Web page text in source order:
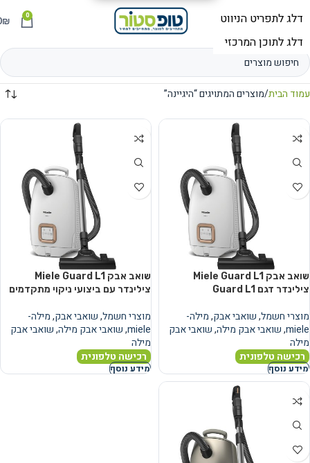
תפריט 0
₪
עמוד הבית מוצרים המתויגים “היגיינה”
שואב אבק Miele Guard L1
צילינדר דגם Guard L1
מוצרי חשמל,שואבי אבק,מילה-
miele
,שואבי אבק מילה,שואבי אבק
מילה
רכישה טלפונית
מידע נוסף
שואב אבק Miele Guard L1
צילינדר עם ביצועי ניקוי מתקדמים
מוצרי חשמל,שואבי אבק,מילה-
miele
,שואבי אבק מילה,שואבי אבק
מילה
רכישה טלפונית
מידע נוסף